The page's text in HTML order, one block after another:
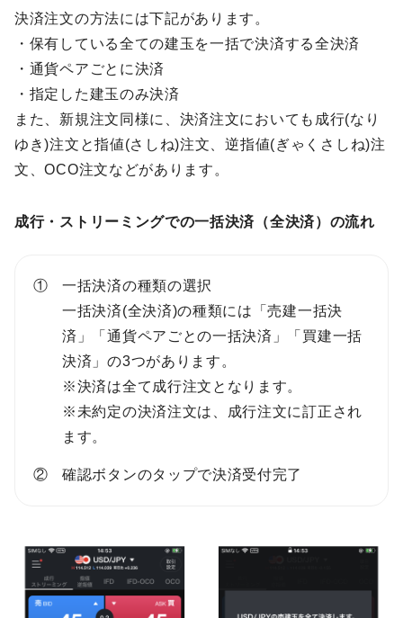
決済注文の方法には下記があります。
・保有している全ての建玉を一括で決済する全決済
・通貨ペアごとに決済
・指定した建玉のみ決済
また、新規注文同様に、決済注文においても成行(なり
ゆき)注文と指値(さしね)注文、逆指値(ぎゃくさしね)注
文、OCO注文などがあります。
成行・ストリーミングでの一括決済（全決済）の流れ
一括決済の種類の選択
一括決済(全決済)の種類には「売建一括決
済」「通貨ペアごとの一括決済」「買建一括
決済」の3つがあります。
※決済は全て成行注文となります。
※未約定の決済注文は、成行注文に訂正され
ます。
確認ボタンのタップで決済受付完了